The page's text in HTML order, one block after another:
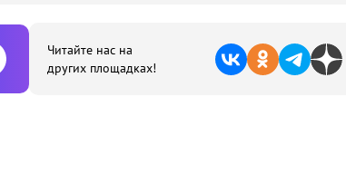
Читайте нас на
других площадках!